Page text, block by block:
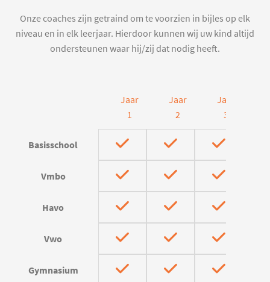
Onze coaches zijn getraind om te voorzien in bijles op elk
niveau en in elk leerjaar. Hierdoor kunnen wij uw kind altijd
ondersteunen waar hij/zij dat nodig heeft.
Jaar
1
Jaar
2
Jaar
3
Basisschool
Vmbo
Havo
Vwo
Gymnasium